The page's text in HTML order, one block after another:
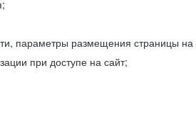
параметры размещения страницы на
при доступе на сайт;